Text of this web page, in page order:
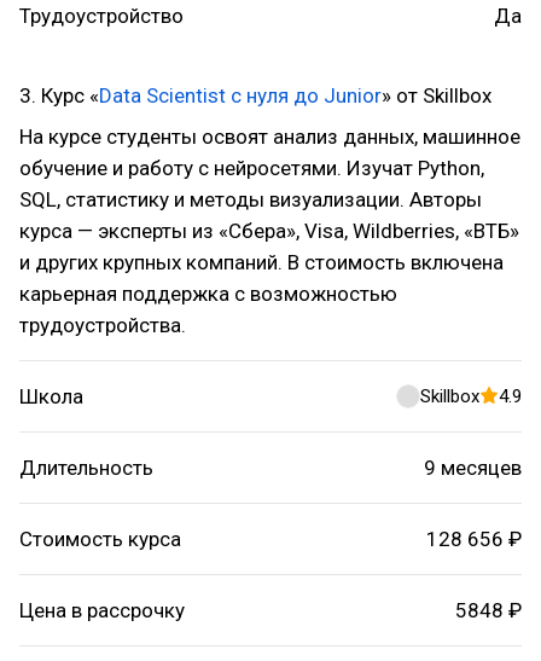
Трудоустройство Да
3. Курс «Data Scientist с нуля до Junior» от Skillbox
На курсе студенты освоят анализ данных, машинное
обучение и работу с нейросетями. Изучат Python,
SQL, статистику и методы визуализации. Авторы
курса — эксперты из «Сбера», Visa, Wildberries, «ВТБ»
и других крупных компаний. В стоимость включена
карьерная поддержка с возможностью
трудоустройства.
Школа Skillbox 4.9
Длительность 9 месяцев
Стоимость курса 128 656 ₽
Цена в рассрочку 5848 ₽